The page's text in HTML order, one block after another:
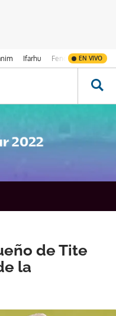
Ifarhu Fenómeno de El
EN VIVO
de Tite
la